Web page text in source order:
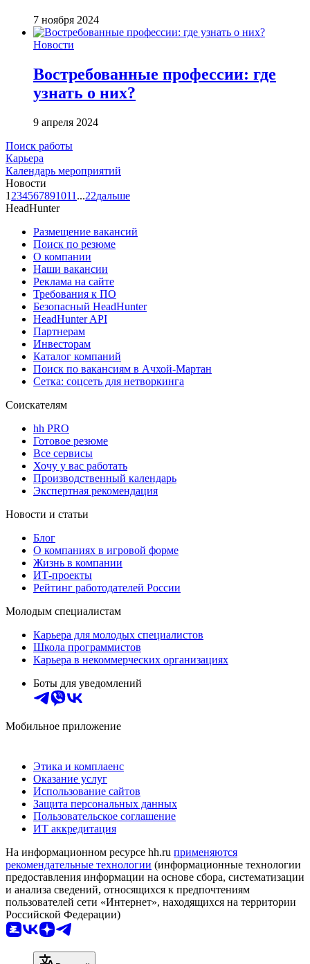
7 ноября 2024
Новости
Востребованные профессии: где
узнать о них?
9 апреля 2024
Поиск работы
Карьера
Календарь мероприятий
Новости
1 234567891011 ...22дальше
HeadHunter
Размещение вакансий
Поиск по резюме
О компании
Наши вакансии
Реклама на сайте
Требования к ПО
Безопасный HeadHunter
HeadHunter API
Партнерам
Инвесторам
Каталог компаний
Поиск по вакансиям в Ачхой-Мартан
Сетка: соцсеть для нетворкинга
Соискателям
hh PRO
Готовое резюме
Все сервисы
Хочу у вас работать
Производственный календарь
Экспертная рекомендация
Новости и статьи
Блог
О компаниях в игровой форме
Жизнь в компании
ИТ-проекты
Рейтинг работодателей России
Молодым специалистам
Карьера для молодых специалистов
Школа программистов
Карьера в некоммерческих организациях
Боты для уведомлений
Мобильное приложение
Этика и комплаенс
Оказание услуг
Использование сайтов
Защита персональных данных
Пользовательское соглашение
ИТ аккредитация
На информационном ресурсе hh.ru применяются
рекомендательные технологии (информационные технологии
предоставления информации на основе сбора, систематизации
и анализа сведений, относящихся к предпочтениям
пользователей сети «Интернет», находящихся на территории
Российской Федерации)